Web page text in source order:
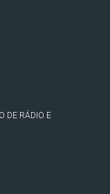
DE RÁDIO E